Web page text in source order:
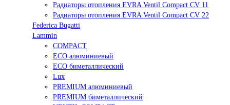
Радиаторы отопления EVRA Ventil Compact CV 11
Радиаторы отопления EVRA Ventil Compact CV 22
Federica Bugatti
Lammin
COMPACT
ECO алюминиевый
ECO биметаллический
Lux
PREMIUM алюминиевый
PREMIUM биметаллический